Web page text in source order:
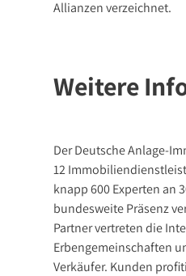
Allianzen verzeichnet.
Weitere
Der Deutsche Anlage-
12
knapp 600 Experten an
bundesweite Präsenz
Partner vertreten die
Erbengemeinschaften
Verkäufer. Kunden